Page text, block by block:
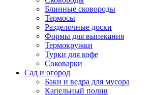
Блинные сковороды
Термосы
Разделочные доски
Формы для выпекания
Термокружки
Турки для кофе
Соковарки
Сад и огород
Баки и ведра для мусора
Капельный полив